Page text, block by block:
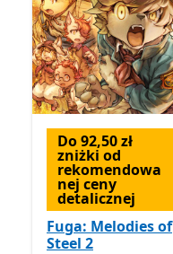
Do 92,50 zł
zniżki od
rekomendowa
nej ceny
detalicznej
Fuga: Melodies of
Steel 2